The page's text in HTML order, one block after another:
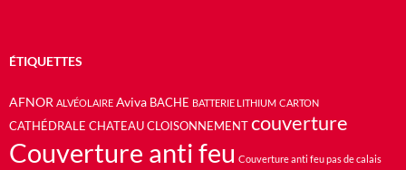
ÉTIQUETTES
AFNOR ALVÉOLAIRE Aviva BACHE BATTERIE LITHIUM CARTON
CATHÉDRALE CHATEAU CLOISONNEMENT couverture
Couverture anti feu Couverture anti feu pas de calais